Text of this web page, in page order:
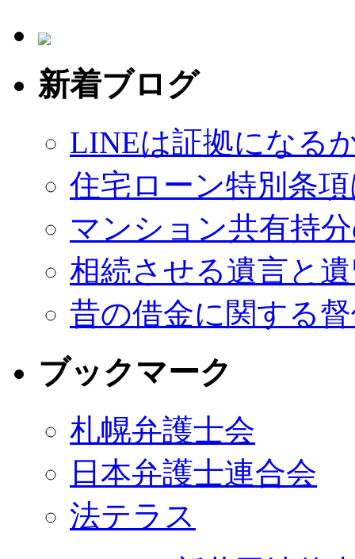
新着ブログ
LINEは証拠になる
住宅ローン特別条
マンション共有持
相続させる遺言と
昔の借金に関する
ブックマーク
札幌弁護士会
日本弁護士連合会
法テラス